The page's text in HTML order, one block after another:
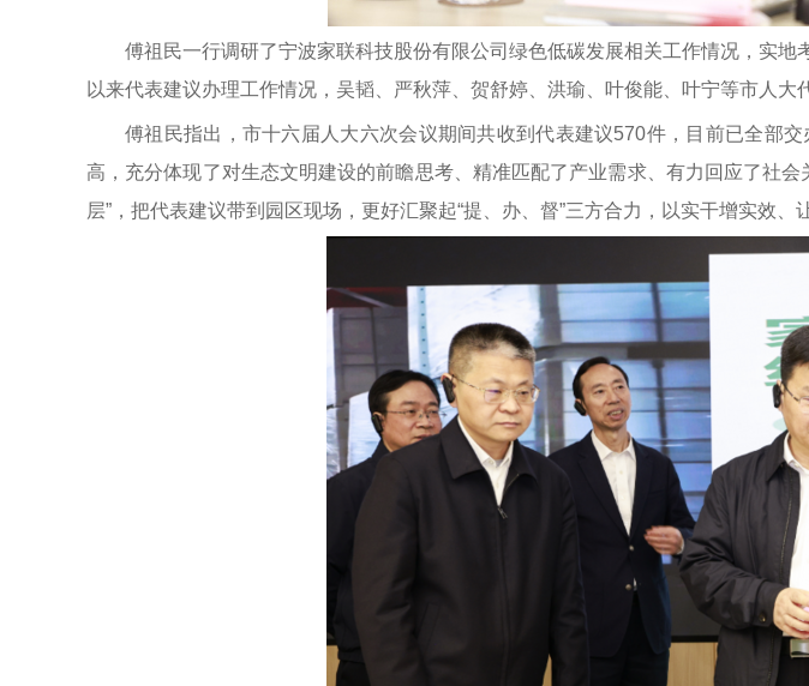
傅祖民一行调研了宁波家联科技股份有限公司绿色低碳发展相关工作情况，实
以来代表建议办理工作情况，吴韬、严秋萍、贺舒婷、洪瑜、叶俊能、叶宁等市人大
傅祖民指出，市十六届人大六次会议期间共收到代表建议570件，目前已全部
高，充分体现了对生态文明建设的前瞻思考、精准匹配了产业需求、有力回应了社
层”，把代表建议带到园区现场，更好汇聚起“提、办、督”三方合力，以实干增实效、